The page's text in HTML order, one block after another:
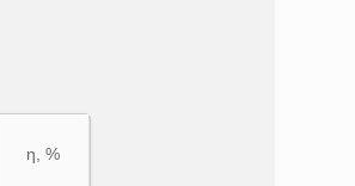
η, %